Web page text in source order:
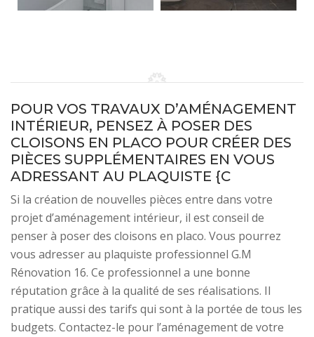
POUR VOS TRAVAUX D’AMÉNAGEMENT
INTÉRIEUR, PENSEZ À POSER DES
CLOISONS EN PLACO POUR CRÉER DES
PIÈCES SUPPLÉMENTAIRES EN VOUS
ADRESSANT AU PLAQUISTE {C
Si la création de nouvelles pièces entre dans votre
projet d’aménagement intérieur, il est conseil de
penser à poser des cloisons en placo. Vous pourrez
vous adresser au plaquiste professionnel G.M
Rénovation 16. Ce professionnel a une bonne
réputation grâce à la qualité de ses réalisations. Il
pratique aussi des tarifs qui sont à la portée de tous les
budgets. Contactez-le pour l’aménagement de votre